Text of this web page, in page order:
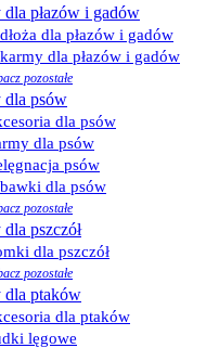
dla płazów i gadów
dla płazów i gadów
dla płazów i gadów
pozostałe
dla psów
dla psów
dla psów
psów
dla psów
pozostałe
pszczół
dla pszczół
pozostałe
dla ptaków
dla ptaków
lęgowe